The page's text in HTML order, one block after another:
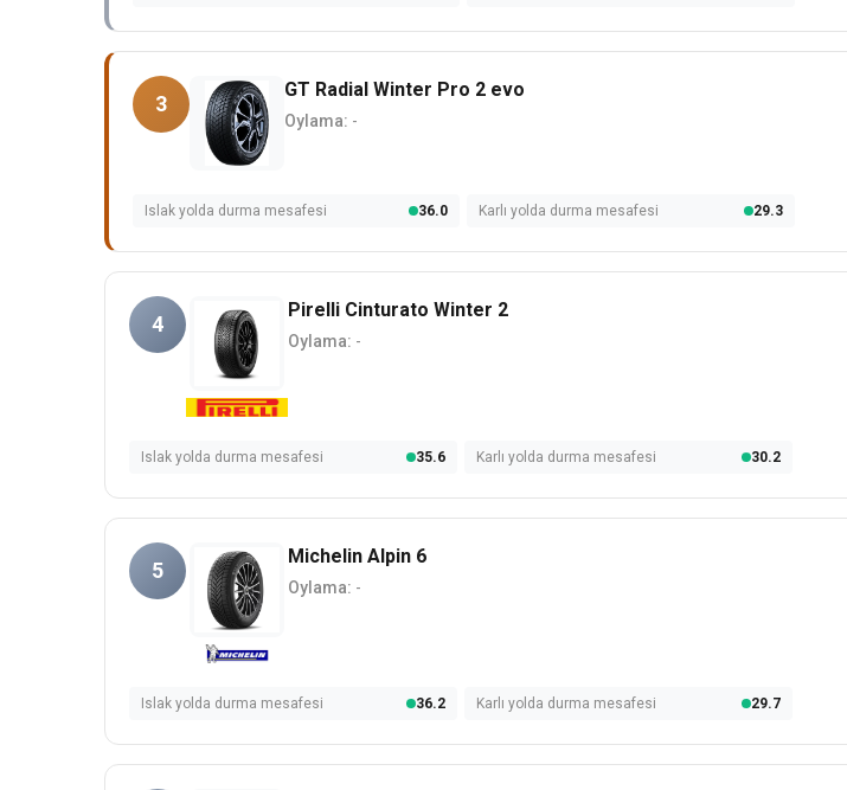
3
GT Radial Winter Pro 2 evo
Oylama: -
Islak yolda durma mesafesi 36.0 Karlı yolda durma mesafesi 29.3
4
Pirelli Cinturato Winter 2
Oylama: -
Islak yolda durma mesafesi 35.6 Karlı yolda durma mesafesi 30.2
5
Michelin Alpin 6
Oylama: -
Islak yolda durma mesafesi 36.2 Karlı yolda durma mesafesi 29.7